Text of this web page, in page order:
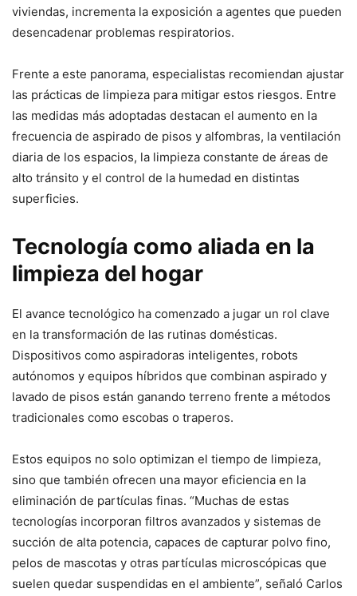
viviendas, incrementa la exposición a agentes que pueden
desencadenar problemas respiratorios.
Frente a este panorama, especialistas recomiendan ajustar
las prácticas de limpieza para mitigar estos riesgos. Entre
las medidas más adoptadas destacan el aumento en la
frecuencia de aspirado de pisos y alfombras, la ventilación
diaria de los espacios, la limpieza constante de áreas de
alto tránsito y el control de la humedad en distintas
superficies.
Tecnología como aliada en la
limpieza del hogar
El avance tecnológico ha comenzado a jugar un rol clave
en la transformación de las rutinas domésticas.
Dispositivos como aspiradoras inteligentes, robots
autónomos y equipos híbridos que combinan aspirado y
lavado de pisos están ganando terreno frente a métodos
tradicionales como escobas o traperos.
Estos equipos no solo optimizan el tiempo de limpieza,
sino que también ofrecen una mayor eficiencia en la
eliminación de partículas finas. “Muchas de estas
tecnologías incorporan filtros avanzados y sistemas de
succión de alta potencia, capaces de capturar polvo fino,
pelos de mascotas y otras partículas microscópicas que
suelen quedar suspendidas en el ambiente”, señaló Carlos